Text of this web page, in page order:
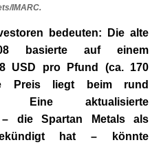
IMARC.
bedeuten: Die alte
basierte auf einem
8 USD pro Pfund (ca. 170
Preis liegt beim rund
aktualisierte
– die Spartan Metals als
hat – könnte